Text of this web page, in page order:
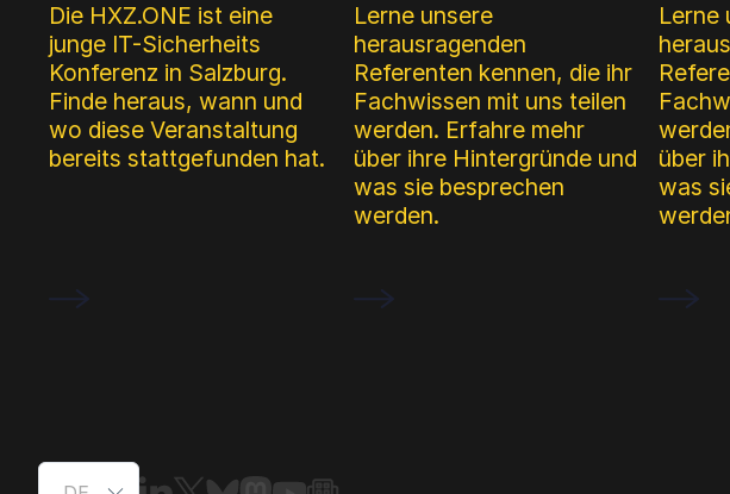
Die HXZ.ONE ist eine
junge IT-Sicherheits
Konferenz in Salzburg.
Finde heraus, wann und
wo diese Veranstaltung
bereits stattgefunden hat.
Lerne unsere
herausragenden
Referenten kennen, die ihr
Fachwissen mit uns teilen
werden. Erfahre mehr
über ihre Hintergründe und
was sie besprechen
werden.
Lerne
über
was